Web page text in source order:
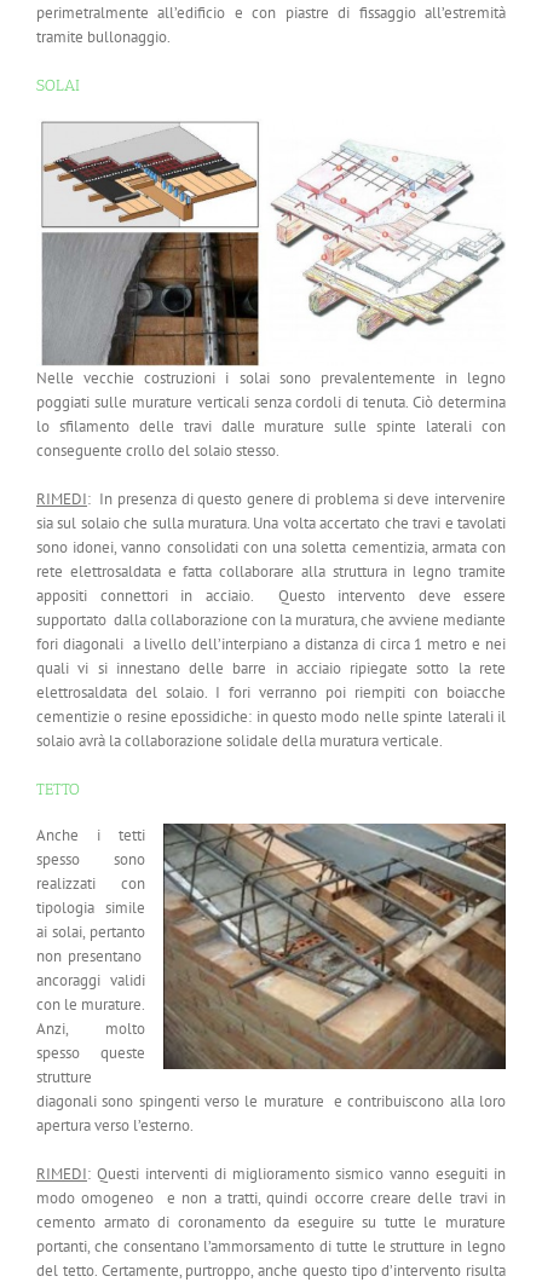
perimetralmente all’edificio e con piastre di fissaggio all’estremità
tramite bullonaggio.
SOLAI
Nelle vecchie costruzioni i solai sono prevalentemente in legno
poggiati sulle murature verticali senza cordoli di tenuta. Ciò determina
lo sfilamento delle travi dalle murature sulle spinte laterali con
conseguente crollo del solaio stesso.
RIMEDI: In presenza di questo genere di problema si deve intervenire
sia sul solaio che sulla muratura. Una volta accertato che travi e tavolati
sono idonei, vanno consolidati con una soletta cementizia, armata con
rete elettrosaldata e fatta collaborare alla struttura in legno tramite
appositi connettori in acciaio. Questo intervento deve essere
supportato dalla collaborazione con la muratura, che avviene mediante
fori diagonali a livello dell’interpiano a distanza di circa 1 metro e nei
quali vi si innestano delle barre in acciaio ripiegate sotto la rete
elettrosaldata del solaio. I fori verranno poi riempiti con boiacche
cementizie o resine epossidiche: in questo modo nelle spinte laterali il
solaio avrà la collaborazione solidale della muratura verticale.
TETTO
Anche i tetti
spesso sono
realizzati con
tipologia simile
ai solai, pertanto
non presentano
ancoraggi validi
con le murature.
Anzi, molto
spesso queste
strutture
diagonali sono spingenti verso le murature e contribuiscono alla loro
apertura verso l’esterno.
RIMEDI: Questi interventi di miglioramento sismico vanno eseguiti in
modo omogeneo e non a tratti, quindi occorre creare delle travi in
cemento armato di coronamento da eseguire su tutte le murature
portanti, che consentano l’ammorsamento di tutte le strutture in legno
del tetto. Certamente, purtroppo, anche questo tipo d’intervento risulta